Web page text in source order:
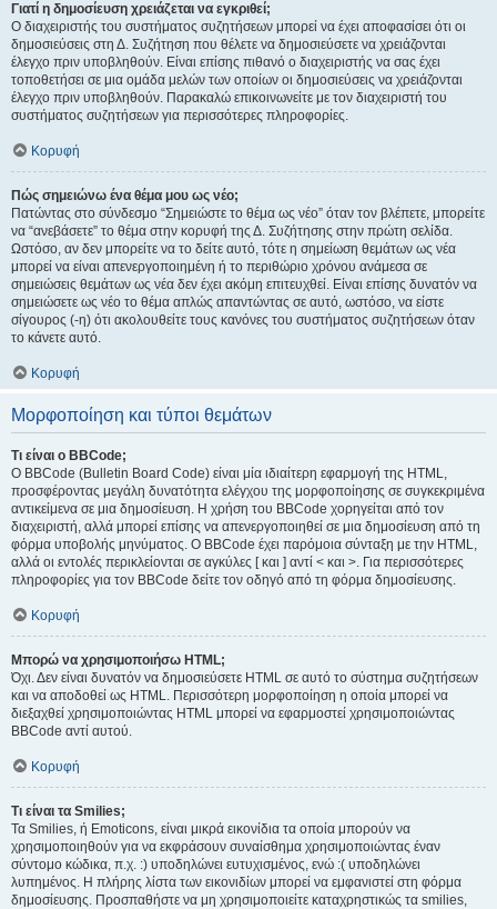
Γιατί η δημοσίευση χρειάζεται να εγκριθεί;
Ο διαχειριστής του συστήματος συζητήσεων μπορεί να έχει αποφασίσει ότι οι
δημοσιεύσεις στη Δ. Συζήτηση που θέλετε να δημοσιεύσετε να χρειάζονται
έλεγχο πριν υποβληθούν. Είναι επίσης πιθανό ο διαχειριστής να σας έχει
τοποθετήσει σε μια ομάδα μελών των οποίων οι δημοσιεύσεις να χρειάζονται
έλεγχο πριν υποβληθούν. Παρακαλώ επικοινωνείτε με τον διαχειριστή του
συστήματος συζητήσεων για περισσότερες πληροφορίες.
Κορυφή
Πώς σημειώνω ένα θέμα μου ως νέο;
Πατώντας στο σύνδεσμο “Σημειώστε το θέμα ως νέο” όταν τον βλέπετε, μπορείτε
να “ανεβάσετε” το θέμα στην κορυφή της Δ. Συζήτησης στην πρώτη σελίδα.
Ωστόσο, αν δεν μπορείτε να το δείτε αυτό, τότε η σημείωση θεμάτων ως νέα
μπορεί να είναι απενεργοποιημένη ή το περιθώριο χρόνου ανάμεσα σε
σημειώσεις θεμάτων ως νέα δεν έχει ακόμη επιτευχθεί. Είναι επίσης δυνατόν να
σημειώσετε ως νέο το θέμα απλώς απαντώντας σε αυτό, ωστόσο, να είστε
σίγουρος (-η) ότι ακολουθείτε τους κανόνες του συστήματος συζητήσεων όταν
το κάνετε αυτό.
Κορυφή
Μορφοποίηση και τύποι θεμάτων
Τι είναι ο BBCode;
Ο BBCode (Bulletin Board Code) είναι μία ιδιαίτερη εφαρμογή της HTML,
προσφέροντας μεγάλη δυνατότητα ελέγχου της μορφοποίησης σε συγκεκριμένα
αντικείμενα σε μια δημοσίευση. Η χρήση του BBCode χορηγείται από τον
διαχειριστή, αλλά μπορεί επίσης να απενεργοποιηθεί σε μια δημοσίευση από τη
φόρμα υποβολής μηνύματος. Ο BBCode έχει παρόμοια σύνταξη με την HTML,
αλλά οι εντολές περικλείονται σε αγκύλες [ και ] αντί < και >. Για περισσότερες
πληροφορίες για τον BBCode δείτε τον οδηγό από τη φόρμα δημοσίευσης.
Κορυφή
Μπορώ να χρησιμοποιήσω HTML;
Όχι. Δεν είναι δυνατόν να δημοσιεύσετε HTML σε αυτό το σύστημα συζητήσεων
και να αποδοθεί ως HTML. Περισσότερη μορφοποίηση η οποία μπορεί να
διεξαχθεί χρησιμοποιώντας HTML μπορεί να εφαρμοστεί χρησιμοποιώντας
BBCode αντί αυτού.
Κορυφή
Τι είναι τα Smilies;
Τα Smilies, ή Emoticons, είναι μικρά εικονίδια τα οποία μπορούν να
χρησιμοποιηθούν για να εκφράσουν συναίσθημα χρησιμοποιώντας έναν
σύντομο κώδικα, π.χ. :) υποδηλώνει ευτυχισμένος, ενώ :( υποδηλώνει
λυπημένος. Η πλήρης λίστα των εικονιδίων μπορεί να εμφανιστεί στη φόρμα
δημοσίευσης. Προσπαθήστε να μη χρησιμοποιείτε καταχρηστικώς τα smilies,